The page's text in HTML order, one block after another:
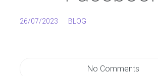
26/07/2023 BLOG
No Comments